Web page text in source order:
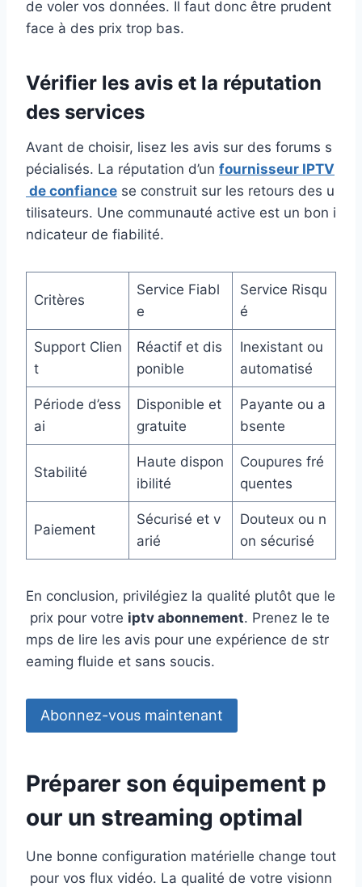
de voler vos données. Il faut donc être prudent
face à des prix trop bas.
Vérifier les avis et la réputation
des services
Avant de choisir, lisez les avis sur des forums s
pécialisés. La réputation d’un fournisseur IPTV
de confiance se construit sur les retours des u
tilisateurs. Une communauté active est un bon i
ndicateur de fiabilité.
Critères
Service Fiabl
e
Service Risqu
é
Support Clien
t
Réactif et dis
ponible
Inexistant ou
automatisé
Période d’ess
ai
Disponible et
gratuite
Payante ou a
bsente
Stabilité
Haute dispon
ibilité
Coupures fré
quentes
Paiement
Sécurisé et v
arié
Douteux ou n
on sécurisé
En conclusion, privilégiez la qualité plutôt que le
prix pour votre iptv abonnement. Prenez le te
mps de lire les avis pour une expérience de str
eaming fluide et sans soucis.
Abonnez-vous maintenant
Préparer son équipement p
our un streaming optimal
Une bonne configuration matérielle change tout
pour vos flux vidéo. La qualité de votre visionn